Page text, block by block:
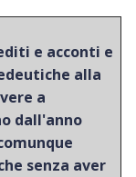
e acconti e
alla
a
dall'anno
senza aver